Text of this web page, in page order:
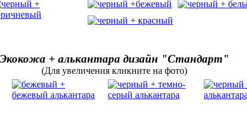
Экокожа + алькантара дизайн "Стандарт"
(Для увеличения кликните на фото)